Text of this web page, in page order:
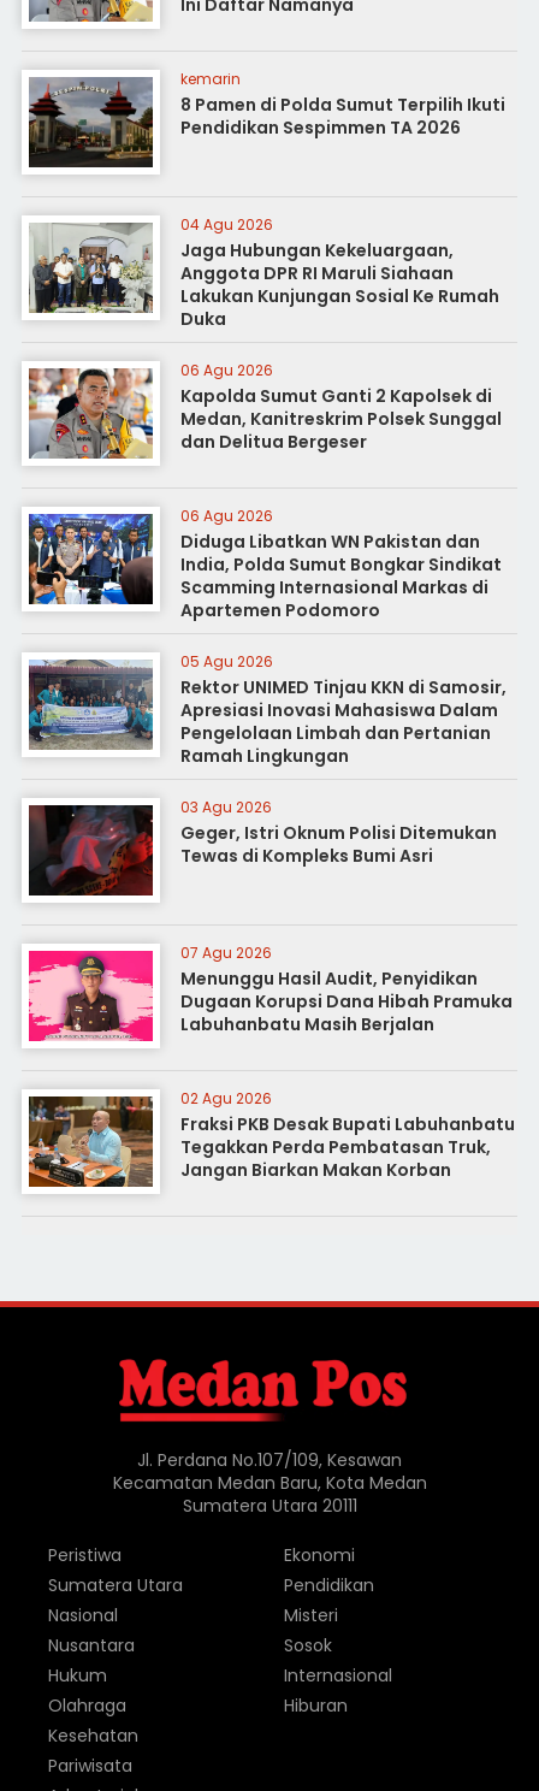
Ini Daftar Namanya
kemarin
8 Pamen di Polda Sumut Terpilih Ikuti
Pendidikan Sespimmen TA 2026
04 Agu 2026
Jaga Hubungan Kekeluargaan,
Anggota DPR RI Maruli Siahaan
Lakukan Kunjungan Sosial Ke Rumah
Duka
06 Agu 2026
Kapolda Sumut Ganti 2 Kapolsek di
Medan, Kanitreskrim Polsek Sunggal
dan Delitua Bergeser
06 Agu 2026
Diduga Libatkan WN Pakistan dan
India, Polda Sumut Bongkar Sindikat
Scamming Internasional Markas di
Apartemen Podomoro
05 Agu 2026
Rektor UNIMED Tinjau KKN di Samosir,
Apresiasi Inovasi Mahasiswa Dalam
Pengelolaan Limbah dan Pertanian
Ramah Lingkungan
03 Agu 2026
Geger, Istri Oknum Polisi Ditemukan
Tewas di Kompleks Bumi Asri
07 Agu 2026
Menunggu Hasil Audit, Penyidikan
Dugaan Korupsi Dana Hibah Pramuka
Labuhanbatu Masih Berjalan
02 Agu 2026
Fraksi PKB Desak Bupati Labuhanbatu
Tegakkan Perda Pembatasan Truk,
Jangan Biarkan Makan Korban
Jl. Perdana No.107/109, Kesawan
Kecamatan Medan Baru, Kota Medan
Sumatera Utara 20111
Peristiwa
Sumatera Utara
Nasional
Nusantara
Hukum
Olahraga
Ekonomi
Pendidikan
Misteri
Sosok
Internasional
Hiburan
Kesehatan
Pariwisata